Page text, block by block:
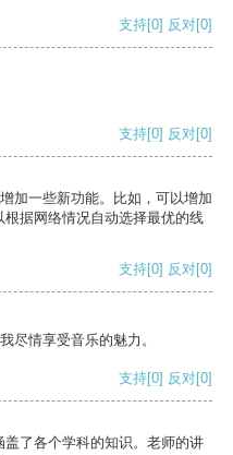
支持[0] 反对[0]
支持[0] 反对[0]
加一些新功能。比如，可以增加
据网络情况自动选择最优的线
支持[0] 反对[0]
尽情享受音乐的魅力。
支持[0] 反对[0]
了各个学科的知识。老师的讲